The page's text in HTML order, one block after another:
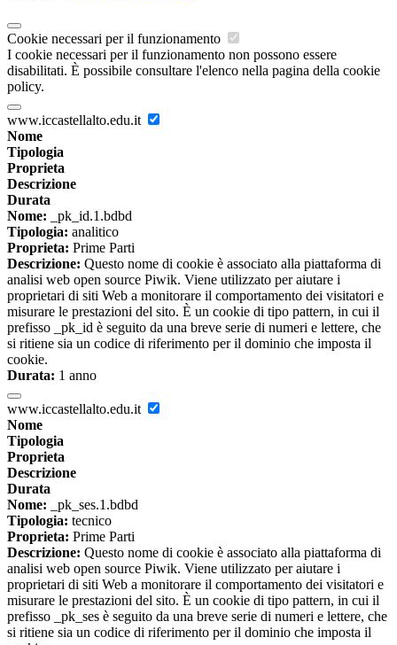
Cookie necessari per il funzionamento
I cookie necessari per il funzionamento non possono essere
disabilitati. È possibile consultare l'elenco nella pagina della cookie
policy.
www.iccastellalto.edu.it
Nome
Tipologia
Proprieta
Descrizione
Durata
Nome: _pk_id.1.bdbd
Tipologia: analitico
Proprieta: Prime Parti
Descrizione: Questo nome di cookie è associato alla piattaforma di
analisi web open source Piwik. Viene utilizzato per aiutare i
proprietari di siti Web a monitorare il comportamento dei visitatori e
misurare le prestazioni del sito. È un cookie di tipo pattern, in cui il
prefisso _pk_id è seguito da una breve serie di numeri e lettere, che
si ritiene sia un codice di riferimento per il dominio che imposta il
cookie.
Durata: 1 anno
www.iccastellalto.edu.it
Nome
Tipologia
Proprieta
Descrizione
Durata
Nome: _pk_ses.1.bdbd
Tipologia: tecnico
Proprieta: Prime Parti
Descrizione: Questo nome di cookie è associato alla piattaforma di
analisi web open source Piwik. Viene utilizzato per aiutare i
proprietari di siti Web a monitorare il comportamento dei visitatori e
misurare le prestazioni del sito. È un cookie di tipo pattern, in cui il
prefisso _pk_ses è seguito da una breve serie di numeri e lettere, che
si ritiene sia un codice di riferimento per il dominio che imposta il